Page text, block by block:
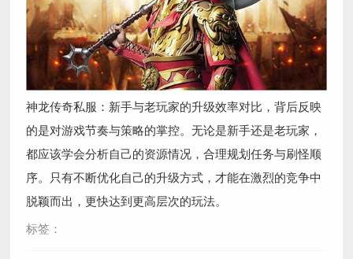
神龙传奇私服：新手与老玩家的升级效率对比，背后反映
的是对游戏节奏与策略的掌控。无论是新手还是老玩家，
都应该学会分析自己的资源情况，合理规划任务与刷怪顺
序。只有不断优化自己的升级方式，才能在激烈的竞争中
脱颖而出，更快达到更高层次的玩法。
标签：